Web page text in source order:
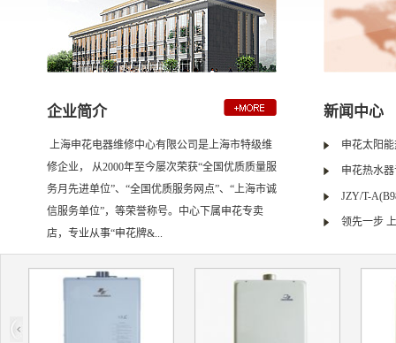
企业简介
上海申花电器维修中心有限公司是上海市特级维
修企业， 从2000年至今屡次荣获“全国优质质量服
务月先进单位”、“全国优质服务网点”、“上海市诚
信服务单位”，等荣誉称号。中心下属申花专卖
店，专业从事“申花牌&...
新闻中心
申花太阳
申花热水
JZY/T-
领先一步